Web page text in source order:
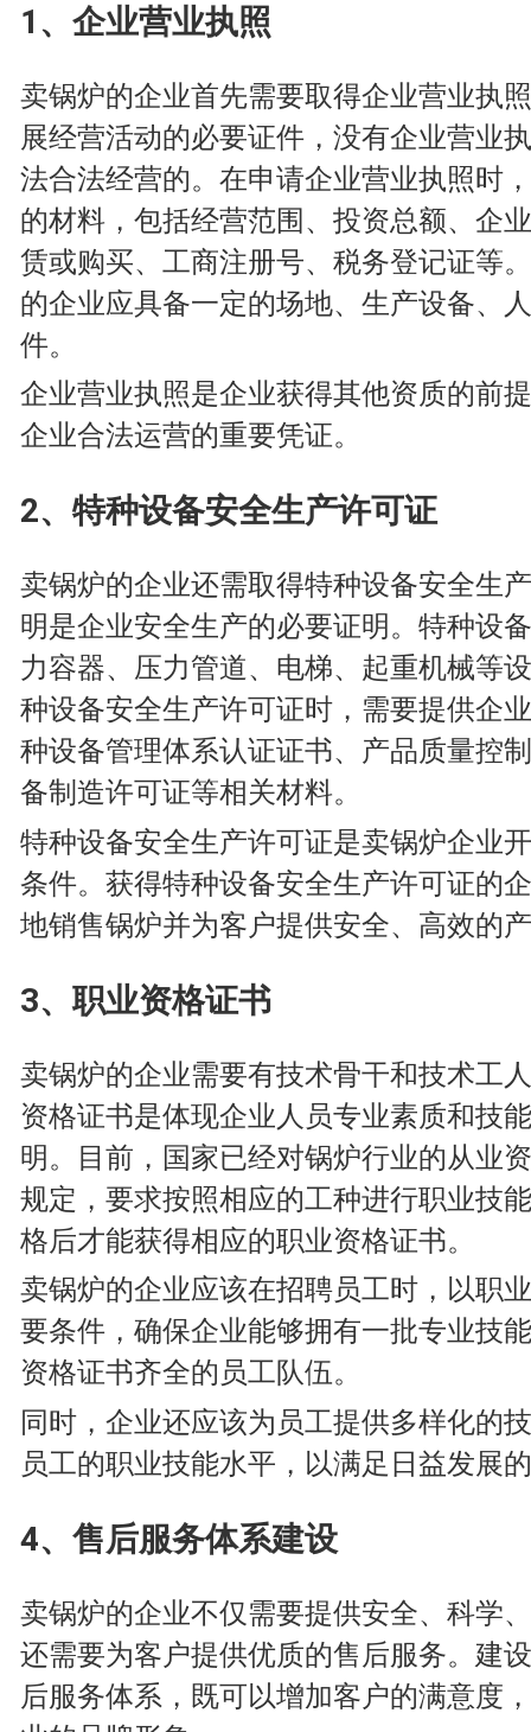
1、企业营业执照
卖锅炉的企业首先需要取得企业营业执
展经营活动的必要证件，没有企业营业
法合法经营的。在申请企业营业执照时
的材料，包括经营范围、投资总额、企
赁或购买、工商注册号、税务登记证等
的企业应具备一定的场地、生产设备、
件。
企业营业执照是企业获得其他资质的前
企业合法运营的重要凭证。
2、特种设备安全生产许可证
卖锅炉的企业还需取得特种设备安全生
明是企业安全生产的必要证明。特种设
力容器、压力管道、电梯、起重机械等
种设备安全生产许可证时，需要提供企
种设备管理体系认证证书、产品质量控
备制造许可证等相关材料。
特种设备安全生产许可证是卖锅炉企业
条件。获得特种设备安全生产许可证的
地销售锅炉并为客户提供安全、高效的
3、职业资格证书
卖锅炉的企业需要有技术骨干和技术工
资格证书是体现企业人员专业素质和技
明。目前，国家已经对锅炉行业的从业
规定，要求按照相应的工种进行职业技
格后才能获得相应的职业资格证书。
卖锅炉的企业应该在招聘员工时，以职
要条件，确保企业能够拥有一批专业技
资格证书齐全的员工队伍。
同时，企业还应该为员工提供多样化的
员工的职业技能水平，以满足日益发展
4、售后服务体系建设
卖锅炉的企业不仅需要提供安全、科学
还需要为客户提供优质的售后服务。建
后服务体系，既可以增加客户的满意度